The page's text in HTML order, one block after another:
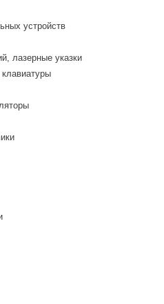
устройств
лазерные указки